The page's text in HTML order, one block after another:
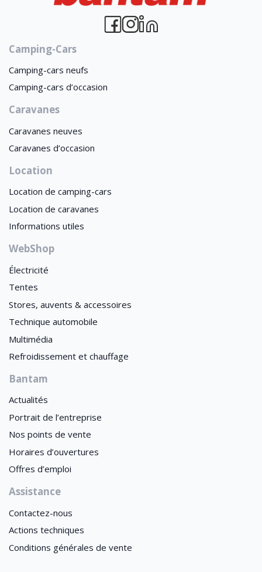
Camping-Cars
Camping-cars neufs
Camping-cars d’occasion
Caravanes
Caravanes neuves
Caravanes d’occasion
Location
Location de camping-cars
Location de caravanes
Informations utiles
WebShop
Électricité
Tentes
Stores, auvents & accessoires
Technique automobile
Multimédia
Refroidissement et chauffage
Bantam
Actualités
Portrait de l’entreprise
Nos points de vente
Horaires d’ouvertures
Offres d’emploi
Assistance
Contactez-nous
Actions techniques
Conditions générales de vente